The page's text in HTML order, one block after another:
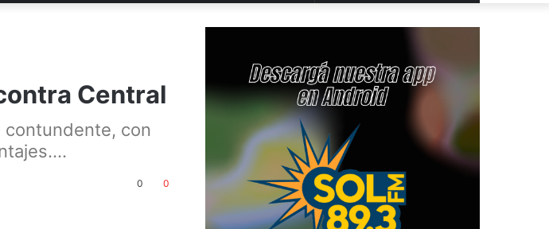
modo
Central
contundente, con
0 0